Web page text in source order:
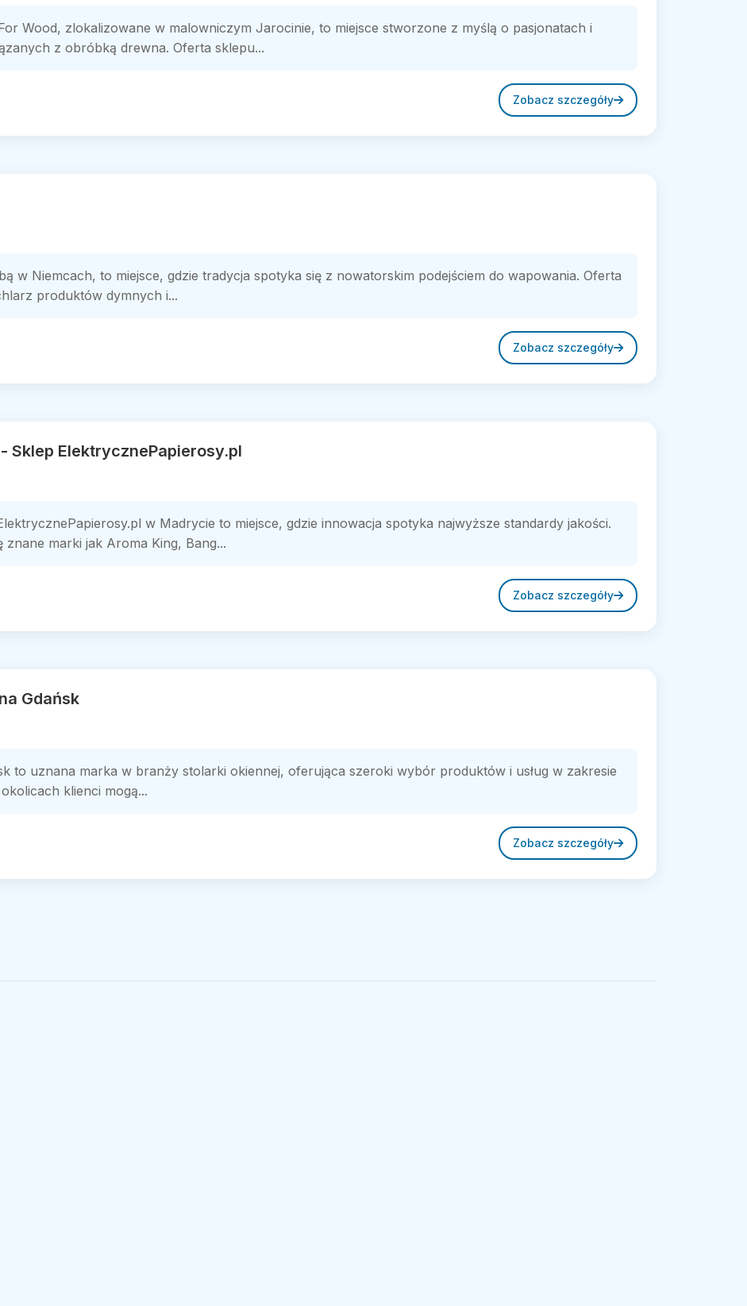
Wood, zlokalizowane w malowniczym Jarocinie, to miejsce stworzone z myślą o pasjonatach i
z obróbką drewna. Oferta sklepu...
Zobacz szczegóły
w Niemcach, to miejsce, gdzie tradycja spotyka się z nowatorskim podejściem do wapowania. Oferta
produktów dymnych i...
Zobacz szczegóły
Sklep ElektrycznePapierosy.pl
w Madrycie to miejsce, gdzie innowacja spotyka najwyższe standardy jakości.
znane marki jak Aroma King, Bang...
Zobacz szczegóły
Gdańsk
to uznana marka w branży stolarki okiennej, oferująca szeroki wybór produktów i usług w zakresie
klienci mogą...
Zobacz szczegóły